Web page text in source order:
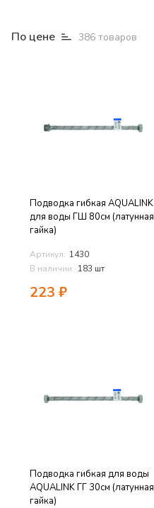
По цене 386 товаров
Подводка гибкая AQUALINK
для воды ГШ 80см (латунная
гайка)
Артикул: 1430
В наличии: 183 шт
223 ₽
Подводка гибкая для воды
AQUALINK ГГ 30см (латунная
гайка)